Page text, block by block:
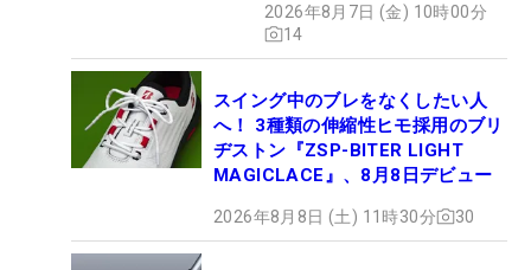
2026年8月7日 (金) 10時00分
14
スイング中のブレをなくしたい人
へ！ 3種類の伸縮性ヒモ採用のブリ
ヂストン『ZSP-BITER LIGHT
MAGICLACE』、8月8日デビュー
2026年8月8日 (土) 11時30分 30